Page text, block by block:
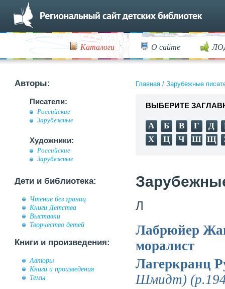
Каталоги О сайте
Авторы:
Писатели:
Российские
Зарубежные
Художники:
Российские
Зарубежные
Дети и библиотека:
Чтение без границ
Книги Детства
Выставки
Творчество детей
Книги и произведения:
Авторы
Книги и произведения
Темы
Главная / Зарубежные
ВЫБЕРИТЕ
А Б В Г Д
Х
Ц Ч Ш Щ
Л
Лабрюйер
моралист
Лагеркранц
Шмидт)